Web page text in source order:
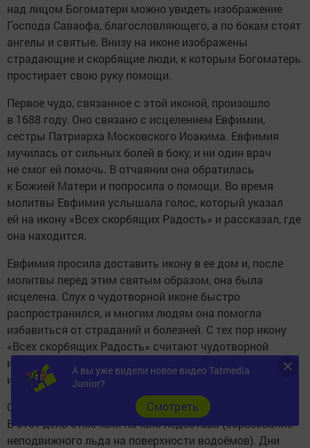
над лицом Богоматери можно увидеть изображение
Господа Саваофа, благословляющего, а по бокам стоят
ангелы и святые. Внизу на иконе изображены
страдающие и скорбящие люди, к которым Богоматерь
простирает свою руку помощи.
Первое чудо, связанное с этой иконой, произошло
в 1688 году. Оно связано с исцелением Евфимии,
сестры Патриарха Московского Иоакима. Евфимия
мучилась от сильных болей в боку, и ни один врач
не смог ей помочь. В отчаянии она обратилась
к Божией Матери и попросила о помощи. Во время
молитвы Евфимия услышала голос, который указал
ей на икону «Всех скорбящих Радость» и рассказал, где
она находится.
Евфимия просила доставить икону в ее дом и, после
молитвы перед этим святым образом, она была
исцелена. Слух о чудотворной иконе быстро
распространился, и многим людям она помогла
избавиться от страданий и болезней. С тех пор икону
«Всех скорбящих Радость» считают чудотворной
и обращаются к ней с мольбами о помощи
и облегчении в скорбных жизненных ситуациях.
Обычаи и традиции дня 6 ноября 2023 года:
В этот день отмечали начало ледостава (образование
неподвижного льда на поверхности водоёмов). Дни
А вы уже видели новое видео Tatmedia
Junior?
Cмотреть